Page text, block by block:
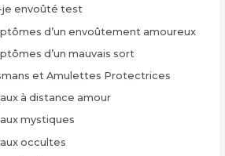
je envoûté test
d’un envoûtement amoureux
d’un mauvais sort
et Amulettes Protectrices
à distance amour
mystiques
occultes